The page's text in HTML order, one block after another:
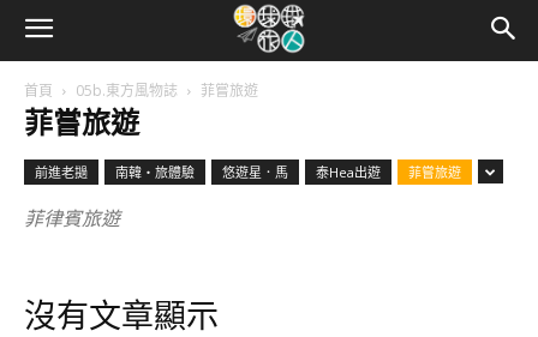
首頁 05b.東方風物誌 菲嘗旅遊
菲嘗旅遊
前進老撾 南韓・旅體驗 悠遊星．馬 泰Hea出遊 菲嘗旅遊
菲律賓旅遊
沒有文章顯示